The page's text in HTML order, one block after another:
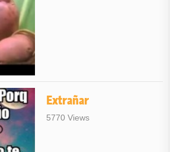
Extrañar
5770 Views